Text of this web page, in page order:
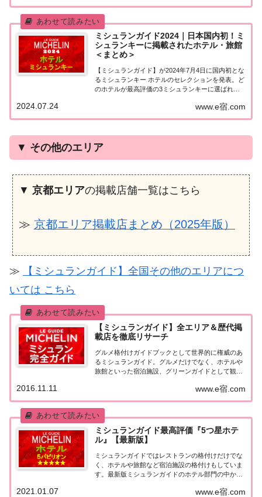
泊施設大阪府でミシュランガイド2024「ミ...
ミシュランガイド2024｜日本国内初！ミ
シュランキーに掲載されたホテル・旅館
＜まとめ＞
【ミシュランガイド】が2024年7月4日に国内初とな
るミシュランキー ホテルのセレクションを発表。ど
のホテルが最高評価の3ミシュランキーに選ばれた
を一覧にまとめました。日本国内初のミシュランキ
ーホテルを発表日本ミシュランタイヤが202...
www.e宿.com
2024.07.24
▼ その他のエリア
▼ 京都エリアの掲載店舗一覧はこちら
≫ 京都エリア掲載店まとめ（2025年版）
≫
【ミシュランガイド】全国その他のエリアにつ
いては こちら
【ミシュランガイド】全エリア＆歴代掲
載店を徹底リサーチ
グルメ格付けガイドブックとして世界的に権威のあ
るミシュランガイド。グルメだけでなく、ホテルや
旅館といった宿泊施設、グリーンガイドとして観光
本版としては、2007年11月20日に「ミシュランガイ
ド東京版2008」が発売されてからエリアを...
www.e宿.com
2016.11.11
ミシュランガイド最高評価『5つ星ホテ
ル』【最新版】
ミシュランガイドではレストランの格付けだけでな
く、ホテルや旅館など宿泊施設の格付けもしていま
す。最新版ミシュランガイドのホテル部門の中から
をまとめてみました♪ いずれのホテルも人気ランキ
www.e宿.com
2021.01.07